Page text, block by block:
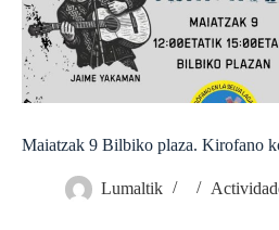
Maiatzak 9 Bilbiko plaza. Kirofano
Lumaltik